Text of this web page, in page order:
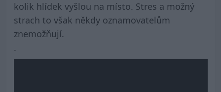
kolik hlídek vyšlou na místo. Stres a možný
strach to však někdy oznamovatelům
znemožňují.
.